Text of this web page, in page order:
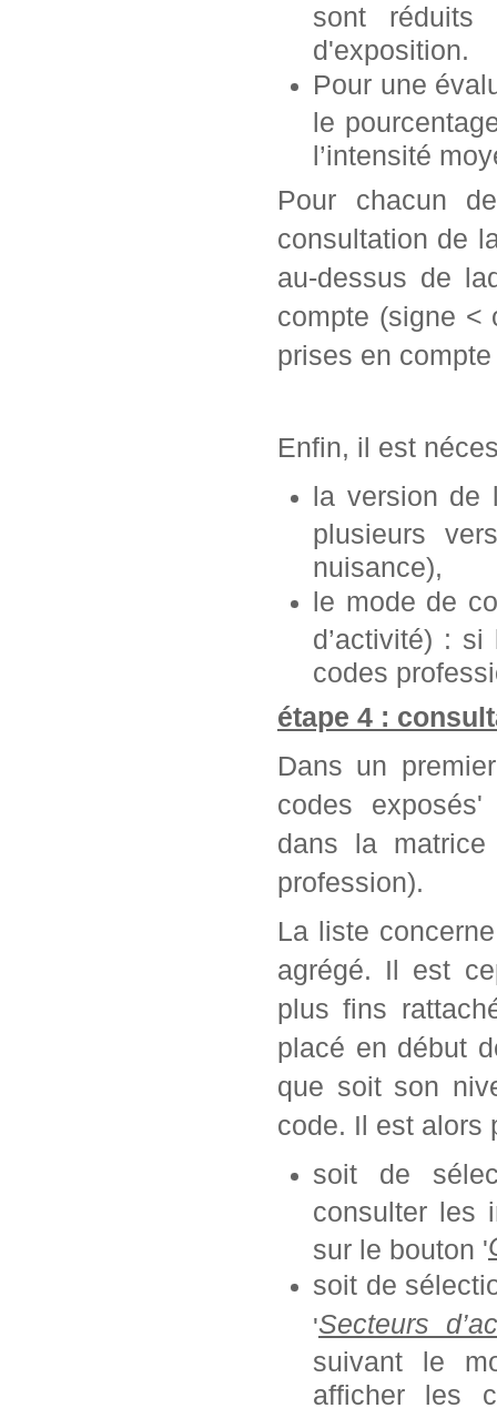
sont réduits
d'exposition.
Pour une
le
l’intensité
Pour chacun
consultation de
au-dessus de
compte (signe <
prises en
Enfin, il est
la version de
plusieurs
nuisance),
le mode de
d’activité) :
codes
étape 4 :
Dans un
codes
dans la
profession).
La liste
agrégé. Il est
plus fins
placé en début
que soit son
code. Il est alors
soit de
consulter les
sur le bouton '
soit de
'Secteurs
suivant le
afficher les